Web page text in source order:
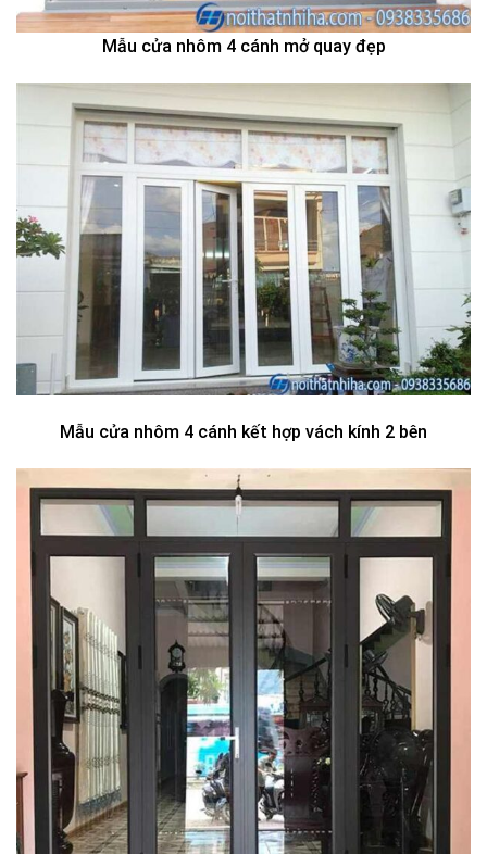
Mẫu cửa nhôm 4 cánh mở quay đẹp
Mẫu cửa nhôm 4 cánh kết hợp vách kính 2 bên